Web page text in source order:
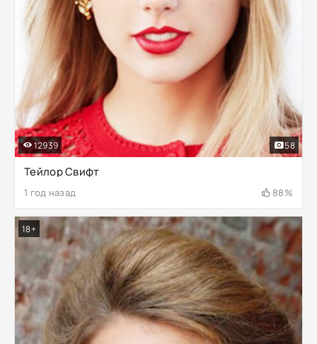
Тейлор Свифт
1 год назад 88%
12939 58
18+